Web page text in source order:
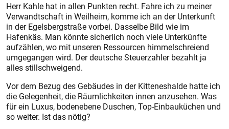
Herr Kahle hat in allen Punkten recht. Fahre ich zu meiner
Verwandtschaft in Weilheim, komme ich an der Unterkunft
in der Egelsbergstraße vorbei. Dasselbe Bild wie im
Hafenkäs. Man könnte sicherlich noch viele Unterkünfte
aufzählen, wo mit unseren Ressourcen himmelschreiend
umgegangen wird. Der deutsche Steuerzahler bezahlt ja
alles stillschweigend.
Vor dem Bezug des Gebäudes in der Kitteneshalde hatte ich
die Gelegenheit, die Räumlichkeiten innen anzusehen. Was
für ein Luxus, bodenebene Duschen, Top-Einbauküchen und
so weiter. Ist das nötig?